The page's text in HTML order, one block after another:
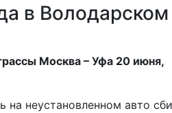
в Володарском
Москва – Уфа 20 июня,
неустановленном авто